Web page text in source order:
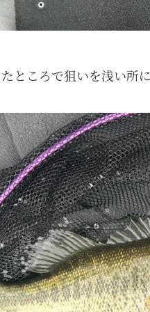
ところで狙いを浅い所